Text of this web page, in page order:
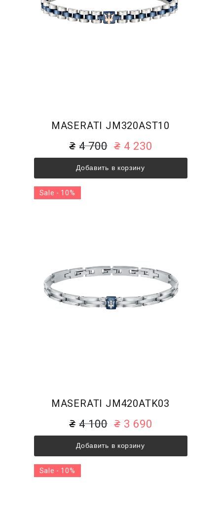
MASERATI JM320AST10
4 700 4 230
Добавить в корзину
MASERATI JM420ATK03
4 100 3 690
Добавить в корзину
Sale - 10%
Sale - 10%